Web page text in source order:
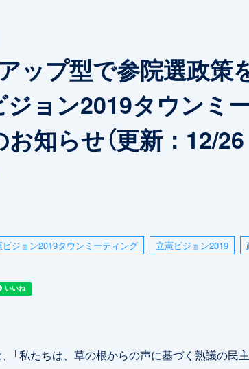
ップ型で参院選政策
ジョン2019タウンミ
お知らせ（更新：12/26
ビジョン2019タウンミーティング 立憲ビジョン2019
「私たちは、草の根からの声に基づく熟議の民